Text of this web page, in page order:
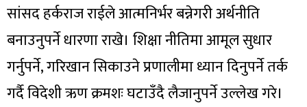
सांसद हर्कराज राईले आत्मनिर्भर बन्नेगरी अर्थनीति
बनाउनुपर्ने धारणा राखे। शिक्षा नीतिमा आमूल सुधार
गर्नुपर्ने, गरिखान सिकाउने प्रणालीमा ध्यान दिनुपर्ने तर्क
गर्दै विदेशी ऋण क्रमशः घटाउँदै लैजानुपर्ने उल्लेख गरे।